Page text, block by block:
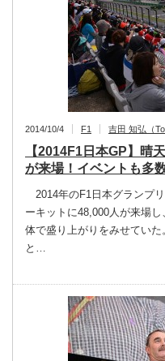
2014/10/4 F1 吉田 知弘（
【2014F1日本GP】晴
が来場！イベントも多
2014年のF1日本グランプ
ーキットに48,000人が来場
体で盛り上がりをみせて
と…